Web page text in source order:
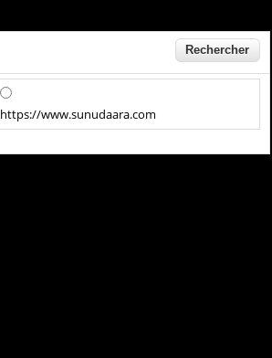
https://www.sunudaara.com